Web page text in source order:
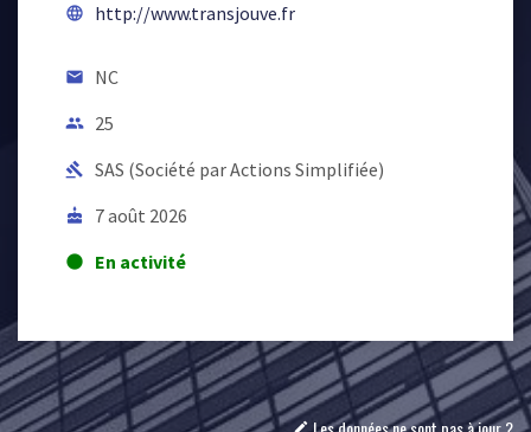
language http://www.transjouve.fr
email NC
people 25
gavel SAS (Société par Actions Simplifiée)
cake 7 août 2026
lens En activité
mode_edit